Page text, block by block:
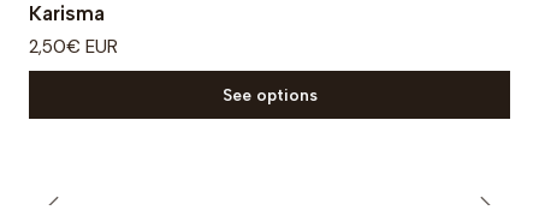
Karisma
2,50€ EUR
See options